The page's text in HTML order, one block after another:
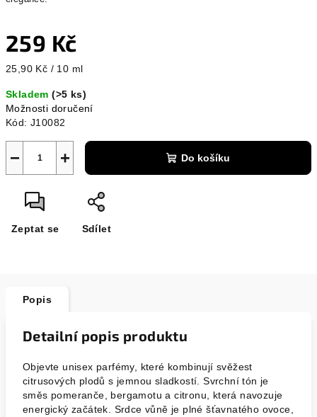
259 Kč
Měrná
25,90 Kč / 10 ml
Skladem(>5 ks)
Možnosti doručení
Kód: J10082
+
− Do košíku
Zeptat se Sdílet
Popis
Detailní popis produktu
Objevte unisex parfémy, které kombinují svěžest
citrusových plodů s jemnou sladkostí. Svrchní tón je
směs pomeranče, bergamotu a citronu, která navozuje
energický začátek. Srdce vůně je plné šťavnatého ovoce,